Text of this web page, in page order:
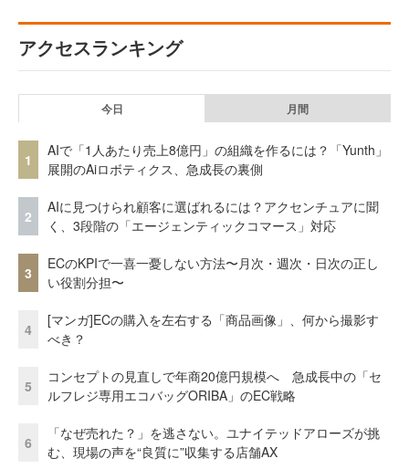
アクセスランキング
今日 月間
1
AIで「1人あたり売上8億円」の組織を作るには？「Yunth」
展開のAiロボティクス、急成長の裏側
2
AIに見つけられ顧客に選ばれるには？アクセンチュアに聞
く、3段階の「エージェンティックコマース」対応
3
ECのKPIで一喜一憂しない方法〜月次・週次・日次の正し
い役割分担〜
4
[マンガ]ECの購入を左右する「商品画像」、何から撮影す
べき？
5
コンセプトの見直しで年商20億円規模へ 急成長中の「セ
ルフレジ専用エコバッグORIBA」のEC戦略
6
「なぜ売れた？」を逃さない。ユナイテッドアローズが挑
む、現場の声を“良質に”収集する店舗AX